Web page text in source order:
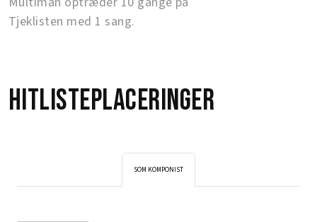
Tjeklisten med 1 sang.
Hitlisteplaceringer
SOM KOMPONIST